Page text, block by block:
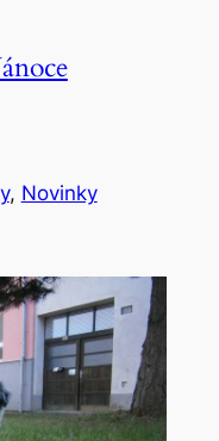
, Novinky